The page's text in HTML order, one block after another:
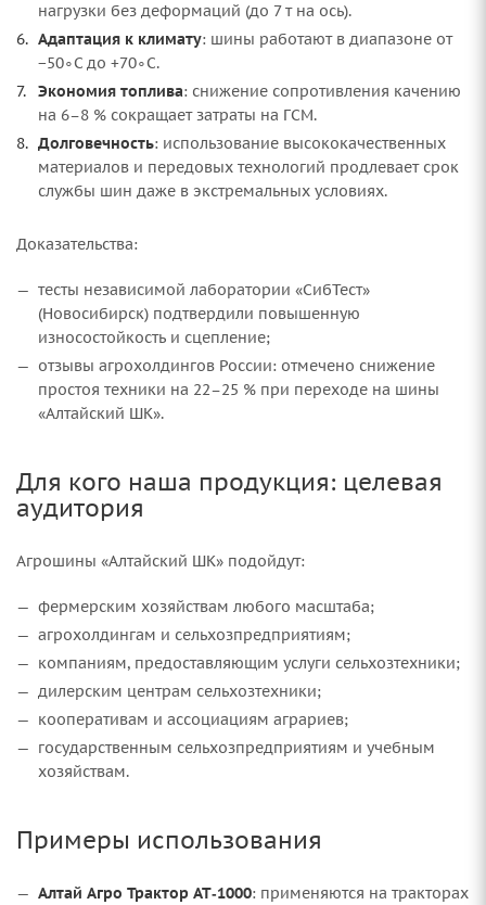
нагрузки без деформаций (до 7 т на ось).
Адаптация к климату: шины работают в диапазоне от
−50∘C до +70∘C.
Экономия топлива: снижение сопротивления качению
на 6–8 % сокращает затраты на ГСМ.
Долговечность: использование высококачественных
материалов и передовых технологий продлевает срок
службы шин даже в экстремальных условиях.
Доказательства:
тесты независимой лаборатории «СибТест»
(Новосибирск) подтвердили повышенную
износостойкость и сцепление;
отзывы агрохолдингов России: отмечено снижение
простоя техники на 22–25 % при переходе на шины
«Алтайский ШК».
Для кого наша продукция: целевая
аудитория
Агрошины «Алтайский ШК» подойдут:
фермерским хозяйствам любого масштаба;
агрохолдингам и сельхозпредприятиям;
компаниям, предоставляющим услуги сельхозтехники;
дилерским центрам сельхозтехники;
кооперативам и ассоциациям аграриев;
государственным сельхозпредприятиям и учебным
хозяйствам.
Примеры использования
Алтай Агро Трактор АТ‑1000: применяются на тракторах